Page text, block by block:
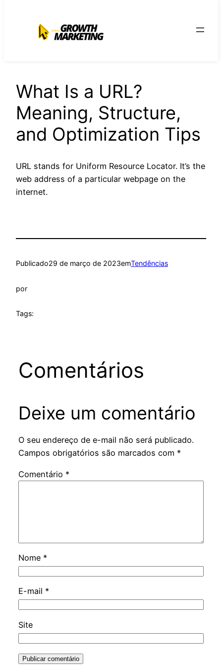
conteúdo
What Is a URL?
Meaning, Structure,
and Optimization Tips
URL stands for Uniform Resource Locator. It’s the
web address of a particular webpage on the
internet.
Publicado29 de março de 2023emTendências
por
Tags:
Comentários
Deixe um comentário
O seu endereço de e-mail não será publicado.
Campos obrigatórios são marcados com *
Comentário *
Nome *
E-mail *
Site